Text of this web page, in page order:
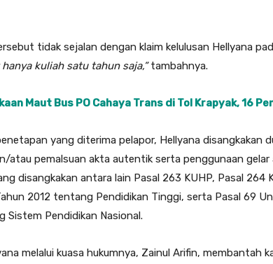
tidak sejalan dengan klaim kelulusan Hellyana
kuliah satu tahun saja,”tambahnya.
Maut Bus PO Cahaya Trans di Tol Krapyak, 16
yang diterima pelapor, Hellyana disangkakan
atau pemalsuan akta autentik serta penggunaan gelar
disangkakan antara lain Pasal 263 KUHP, Pasal 264
2012 tentang Pendidikan Tinggi, serta Pasal 69
Sistem Pendidikan Nasional.
melalui kuasa hukumnya, Zainul Arifin, membantah